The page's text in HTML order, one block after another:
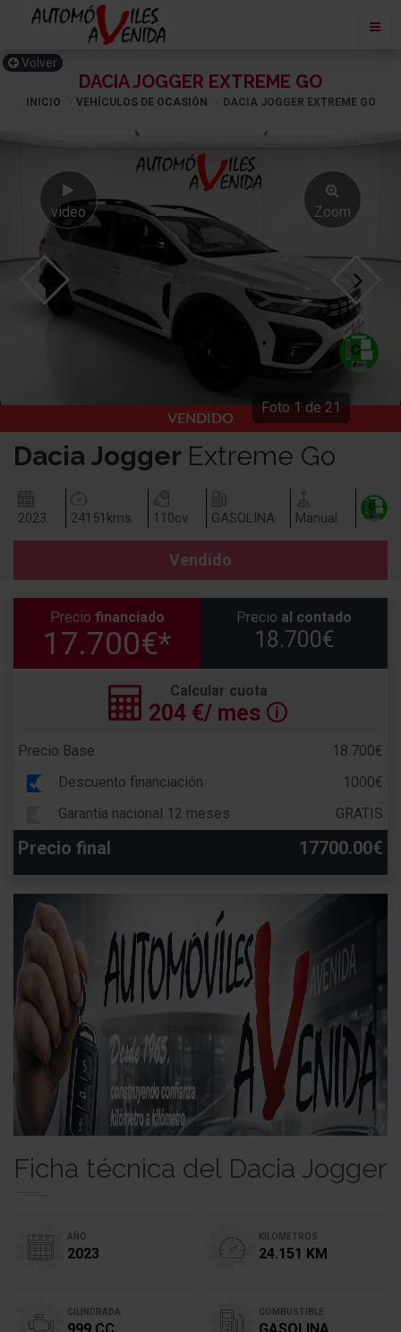
DACIA JOGGER EXTREME GO
Volver
INICIO VEHÍCULOS DE OCASIÓN DACIA JOGGER EXTREME GO
Zoom
video
VENDIDO
Foto 1 de21
Dacia Jogger Extreme Go
2023 24151 kms 110cv GASOLINA Manual
Vendido
Ficha técnica del Dacia Jogger
AÑO
2023
KILÓMETROS
24.151 KM
CILINDRADA COMBUSTIBLE
Precio financiado
17.700€*
Precio al contado
18.700€
Calcular cuota
204 €/ mes 🛈
Precio Base
18.700€
Descuento financiación
1000€
Garantía nacional 12 meses
GRATIS
Precio final 17700.00€